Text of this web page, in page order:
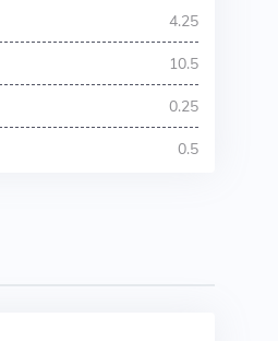
4.25
10.5
0.25
0.5